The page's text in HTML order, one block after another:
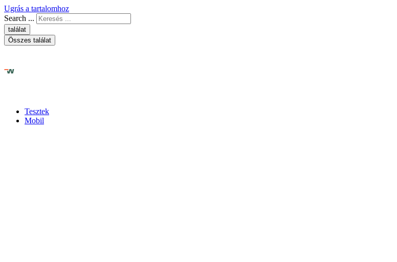
Ugrás a tartalomhoz
Search ...
találat
Összes találat
Tesztek
Mobil